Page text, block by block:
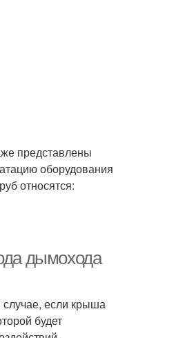
представлены
оборудования
относятся:
дымохода
случае, если крыша
будет